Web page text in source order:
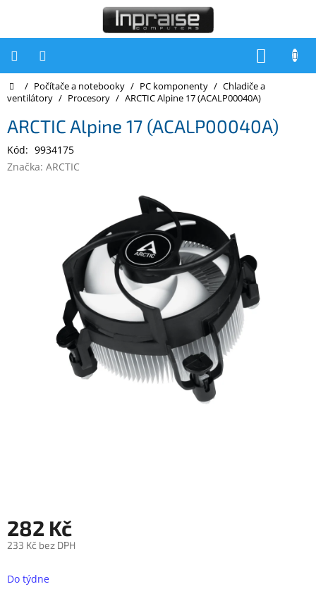
Počítače
Inpraise
Notebooky
objednávka
Rozšíření
záruk
Domů
/ Počítače a notebooky / PC komponenty / Chladiče a
ventilátory / Procesory / ARCTIC Alpine 17 (ACALP00040A)
ARCTIC Alpine 17 (ACALP00040A)
Kód: 9934175
Značka: ARCTIC
282 Kč
233 Kč bez DPH
cena:
Do týdne